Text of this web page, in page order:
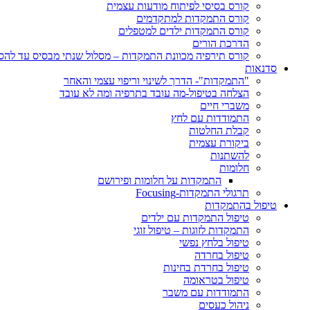
קורס בסיסי לפיתוח מודעות עצמית
קורס התמקדות למתקדמים
קורס התמקדות ילדים למטפלים
הדרכת הורים
קורס תירפיה מכוונת התמקדות – מסלול שנתי מבסיס עד
סדנאות
"התמקדות"- הדרך לשינוי וריפוי עצמי והאחר
הצלחה בטיפול-מה עובד בתרפיה ומה לא עובד
משברי חיים
התמודדות עם לחץ
קבלת החלטות
ביקורת עצמית
להשתנות
חלומות
התמקדות על חלומות ופירושם
תרגולי התמקדות-Focusing
טיפול בהתמקדות
טיפול התמקדות עם ילדים
התמקדות לזוגות – טיפול זוגי
טיפול בלחץ נפשי
טיפול בחרדה
טיפול בחרדת בחינות
טיפול בטראומה
התמודדות עם משבר
ניהול כעסים